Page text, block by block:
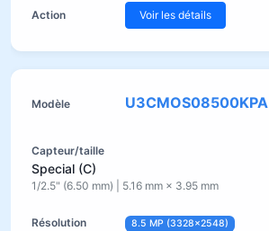
Voir les détails
U3CMOS08500KPA
Special (C)
1/2.5" (6.50 mm) | 5.16 mm × 3.95 mm
8.5 MP (3328×2548)